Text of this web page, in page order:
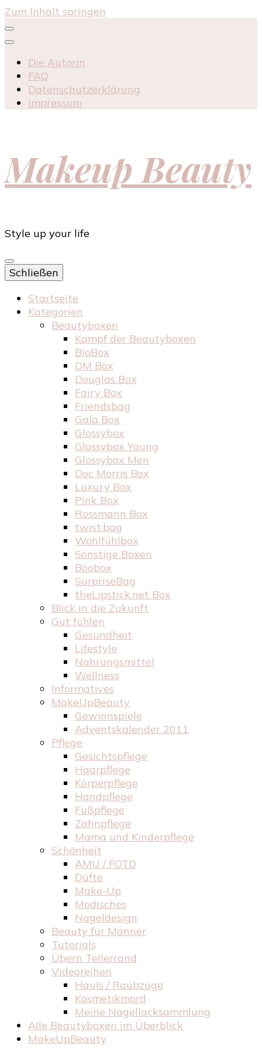
Zum Inhalt springen
Die Autorin
FAQ
Datenschutzerklärung
Impressum
Makeup Beauty
Style up your life
Schließen
Startseite
Kategorien
Beautyboxen
Kampf der Beautyboxen
BioBox
DM Box
Douglas Box
Fairy Box
Friendsbag
Gala Box
Glossybox
Glossybox Young
Glossybox Men
Doc Morris Box
Luxury Box
Pink Box
Rossmann Box
twist.bag
Wohlfühlbox
Sonstige Boxen
Boobox
SurpriseBag
theLipstick.net Box
Blick in die Zukunft
Gut fühlen
Gesundheit
Lifestyle
Nahrungsmittel
Wellness
Informatives
MakeUpBeauty
Gewinnspiele
Adventskalender 2011
Pflege
Gesichtspflege
Haarpflege
Körperpflege
Handpflege
Fußpflege
Zahnpflege
Mama und Kinderpflege
Schönheit
AMU / FOTD
Düfte
Make-Up
Modisches
Nageldesign
Beauty für Männer
Tutorials
Übern Tellerrand
Videoreihen
Hauls / Raubzüge
Kosmetikmord
Meine Nagellacksammlung
Alle Beautyboxen im Überblick
MakeUpBeauty